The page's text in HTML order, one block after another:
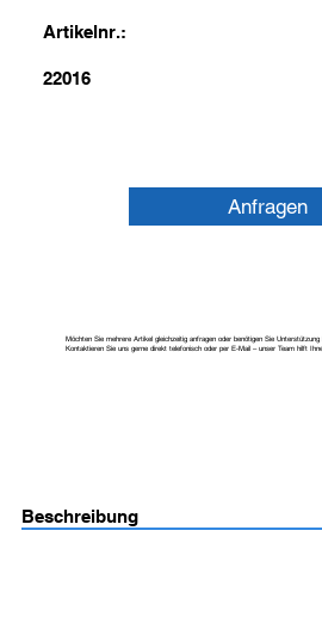
Artikelnr.:
22016
Anfragen
Möchten Sie mehrere Artikel gleichzeitig anfragen oder benötigen Sie Unterstützung
Kontaktieren Sie uns gerne direkt telefonisch oder per E-Mail – unser Team hilft
Beschreibung